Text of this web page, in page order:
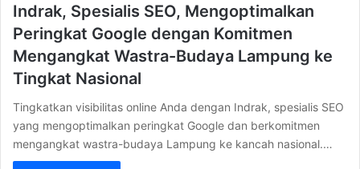
Indrak, Spesialis SEO, Mengoptimalkan
Peringkat Google dengan Komitmen
Mengangkat Wastra-Budaya Lampung ke
Tingkat Nasional
Tingkatkan visibilitas online Anda dengan Indrak, spesialis SEO
yang mengoptimalkan peringkat Google dan berkomitmen
mengangkat wastra-budaya Lampung ke kancah nasional.…